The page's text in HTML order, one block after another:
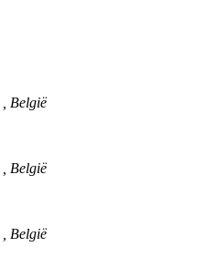
België
België
België